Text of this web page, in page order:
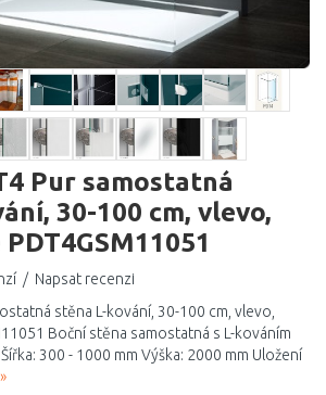
Pur samostatná
30-100 cm, vlevo,
/ Napsat recenzi
stěna L-kování, 30-100 cm, vlevo,
Boční stěna samostatná s L-kováním
300 - 1000 mm Výška: 2000 mm Uložení